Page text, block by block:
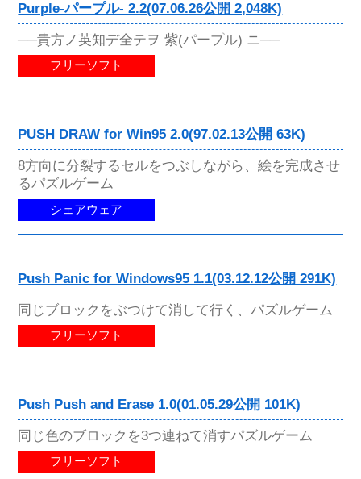
Purple-パープル- 2.2(07.06.26公開 2,048K)
──貴方ノ英知デ全テヲ 紫(パープル) ニ──
フリーソフト
PUSH DRAW for Win95 2.0(97.02.13公開 63K)
8方向に分裂するセルをつぶしながら、絵を完成させ
るパズルゲーム
シェアウェア
Push Panic for Windows95 1.1(03.12.12公開 291K)
同じブロックをぶつけて消して行く、パズルゲーム
フリーソフト
Push Push and Erase 1.0(01.05.29公開 101K)
同じ色のブロックを3つ連ねて消すパズルゲーム
フリーソフト